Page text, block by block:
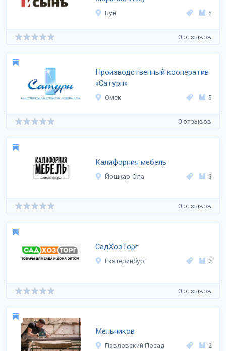
Буй 5
0 отзывов
Производственный кооператив
«Сатурн»
Омск 5
0 отзывов
Калифорния мебель
Йошкар-Ола 3
0 отзывов
СадХозТорг
Екатеринбург 3
0 отзывов
Мельников
Павловский Посад 2